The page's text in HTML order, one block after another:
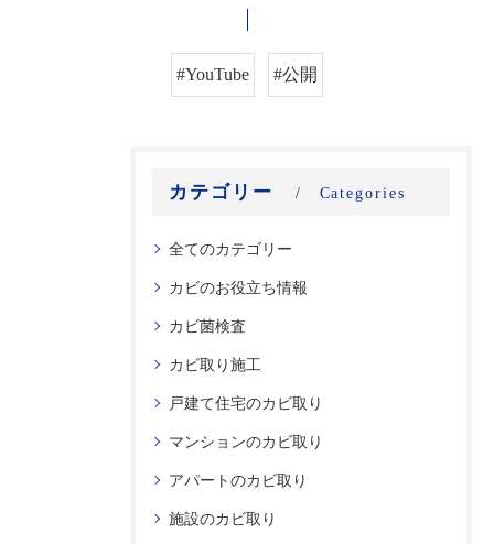
#YouTube #公開
カテゴリー Categories
全てのカテゴリー
カビのお役立ち情報
カビ菌検査
カビ取り施工
戸建て住宅のカビ取り
マンションのカビ取り
アパートのカビ取り
施設のカビ取り